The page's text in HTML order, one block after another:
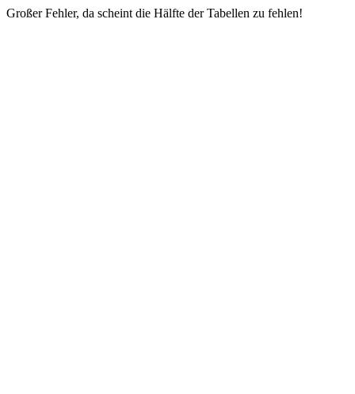
Großer Fehler, da scheint die Hälfte der Tabellen zu fehlen!